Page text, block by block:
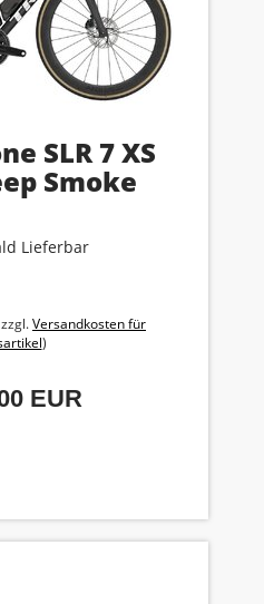
SLR 7 XS
Smoke
Lieferbar
Versandkosten für
)
EUR